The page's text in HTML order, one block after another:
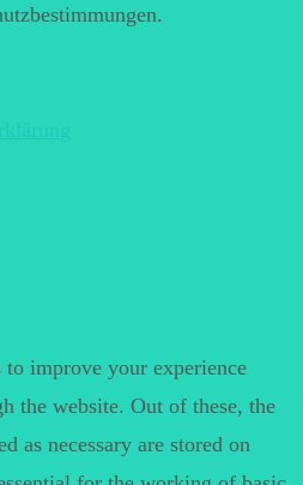
to improve your experience
the website. Out of these, the
as necessary are stored on